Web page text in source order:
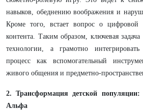
навыков, обеднению воображения и
Кроме того, встает вопрос о цифровой
контента. Таким образом, ключевая
технологии, а грамотно
процесс как вспомогательный
живого общения и предметно-
2. Трансформация детской популяции:
Альфа